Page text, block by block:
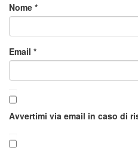
Nome *
Email *
Avvertimi via email in caso di